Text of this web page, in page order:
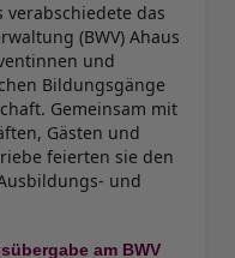
das
(BWV) Ahaus
und
Bildungsgänge
Gemeinsam mit
Gästen und
feierten sie den
und
am BWV